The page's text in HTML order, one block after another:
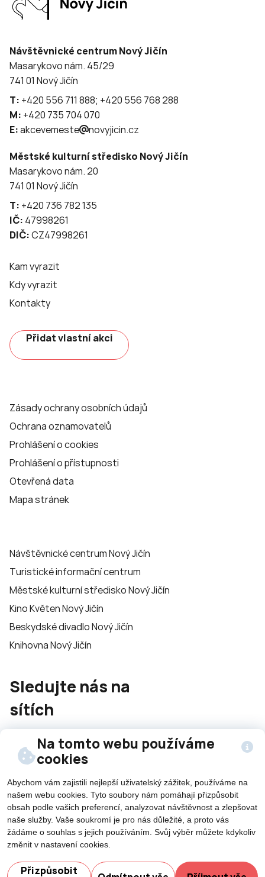
Na tomto webu používáme
cookies
Abychom vám zajistili nejlepší uživatelský zážitek, používáme na
našem webu cookies. Tyto soubory nám pomáhají přizpůsobit
obsah podle vašich preferencí, analyzovat návštěvnost a zlepšovat
naše služby. Vaše soukromí je pro nás důležité, a proto vás
žádáme o souhlas s jejich používáním. Svůj výběr můžete kdykoliv
změnit v nastavení cookies.
Přizpůsobit
Návštěvnické centrum Nový Jičín
Masarykovo nám. 45/29
741 01 Nový Jičín
T: +420 556 711 888; +420 556 768 288
M: +420 735 704 070
E:akcevemeste novyjicin.cz
Městské kulturní středisko Nový Jičín
Masarykovo nám. 20
741 01 Nový Jičín
T: +420 736 782 135
IČ: 47998261
DIČ:CZ47998261
Kam vyrazit
Kdy vyrazit
Kontakty
Přidat vlastní akci
Zásady ochrany osobních údajů
Ochrana oznamovatelů
Prohlášení o cookies
Prohlášení o přístupnosti
Otevřená data
Mapa stránek
Návštěvnické centrum Nový Jičín
Turistické informační centrum
Městské kulturní středisko Nový Jičín
Kino Květen Nový Jičín
Beskydské divadlo Nový Jičín
Knihovna Nový Jičín
Sledujte nás na
sítích
©2026 Všechna práva vyhrazena - použití obsahu či
jeho části je umožněn pouze se souhlasem města Nový
Jičín.
Created by
Potřebujete poradit?